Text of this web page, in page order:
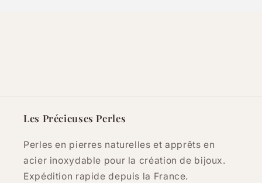
Les Précieuses Perles
Perles en pierres naturelles et apprêts en
acier inoxydable pour la création de bijoux.
Expédition rapide depuis la France.